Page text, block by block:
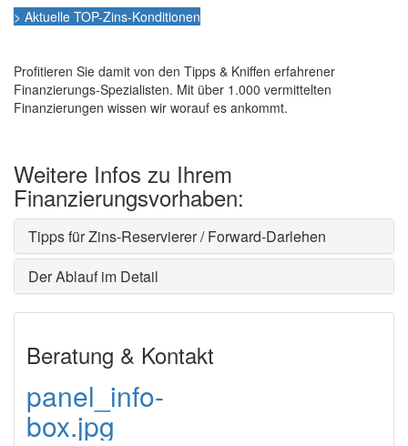
> Aktuelle TOP-Zins-Konditionen
Profitieren Sie damit von den Tipps & Kniffen erfahrener
Finanzierungs-Spezialisten. Mit über 1.000 vermittelten
Finanzierungen wissen wir worauf es ankommt.
Weitere Infos zu Ihrem
Finanzierungsvorhaben:
Tipps für Zins-Reservierer / Forward-Darlehen
Der Ablauf im Detail
Beratung & Kontakt
panel_info-
box.jpg